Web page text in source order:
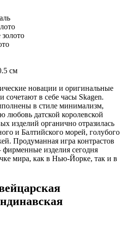
золото
см
новации и оригинальные
сочетают в себе часы Skagen.
в стиле минимализм,
любовь датской королевской
изделий органично отразилась
и Балтийского морей, голубого
Продуманная игра контрастов
фирменные изделия сегодня
мира, как в Нью-Йорке, так и в